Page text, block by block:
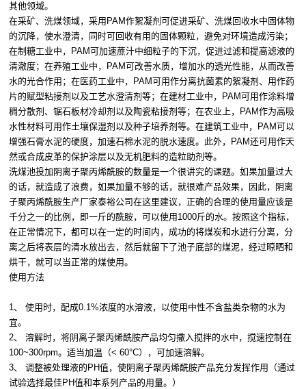
其他领域。
在采矿、洗煤领域，采用PAM作絮凝剂可促进采矿、洗煤回收水中固体物
的沉降，使水澄清，同时可回收有用的固体颗粒，避免对环境造成污染；
在制糖工业中，PAM可加速蔗汁中细粒子的下沉，促进过滤和提高滤液的
清澈度；在养殖工业中，PAM可改善水质，增加水的透光性能，从而改善
水的光合作用；在医药工业中，PAM可用作分离抗菌素的絮凝剂、用作药
片的赋型粘接剂以及工艺水澄清剂等；在建材工业中，PAM可用作涂料增
稠分散剂、锯石板材冷却剂以及陶瓷粘接剂等；在农业上，PAM作为高吸
水性材料可用作土壤保湿剂以及种子培养剂等。在建筑工业中，PAM可以
增强石膏水泥的硬度，加速石棉水泥的脱水速度。此外，PAM还可用作天
然或合成皮革的保护涂层以及无机肥料的造粒助剂等。
洗煤池投加阴离子聚丙烯酰胺的数量是一个很讲究的课题。如果加量过大
的话，就造成了浪费，如果加量不够的话，就很难产品效果，因此，阴离
子聚丙烯酰胺生产厂家泰裕公司在这里建议，正确的合理的使用量应该是
千分之一的比例，即一斤的酰胺，可以使用1000斤的水。按照这个指标，
在正常情况下，都可以在一定的时间内，成功的将煤炭和水进行分离，分
离之后将表层的清水放出去，然后就留下了池子底部的煤泥，经过晾晒和
烘干，就可以当正常的煤使用。
使用方法
1、 使用时，配成0.1%浓度的水溶液，以使用中性不含盐类杂物的水为
宜。
2、 溶解时，将阴离子聚丙烯酰胺产品均匀撒入搅拌的水中，搅速控制在
100~300rpm。适当加温（< 60°C），可加速溶解。
3、 调整被处理液的PH值，使阴离子聚丙烯酰胺产品充分发挥作用（通过
试验选择最佳PH值和本系列产品的用量。）